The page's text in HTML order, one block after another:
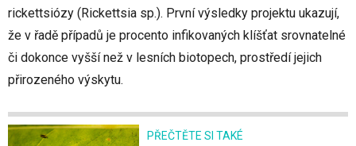
rickettsiózy (Rickettsia sp.). První výsledky projektu ukazují,
že v řadě případů je procento infikovaných klíšťat srovnatelné
či dokonce vyšší než v lesních biotopech, prostředí jejich
přirozeného výskytu.
PŘEČTĚTE SI TAKÉ